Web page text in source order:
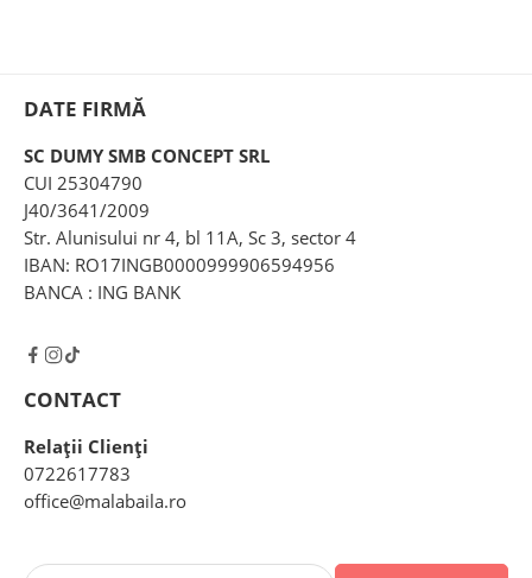
DATE FIRMĂ
SC DUMY SMB CONCEPT SRL
CUI 25304790
J40/3641/2009
Str. Alunisului nr 4, bl 11A, Sc 3, sector 4
IBAN: RO17INGB0000999906594956
BANCA : ING BANK
CONTACT
Relații Clienți
0722617783
office@malabaila.ro